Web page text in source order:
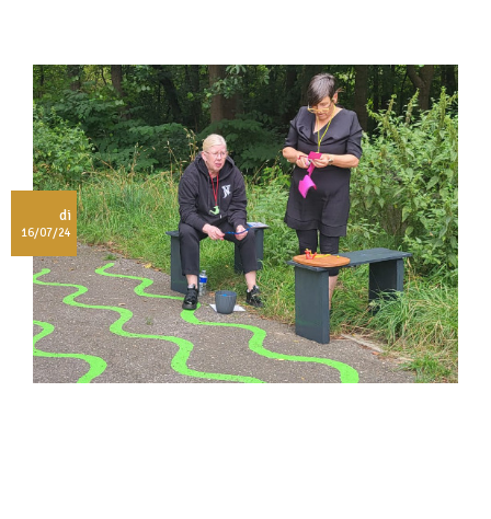
di
16/07/24